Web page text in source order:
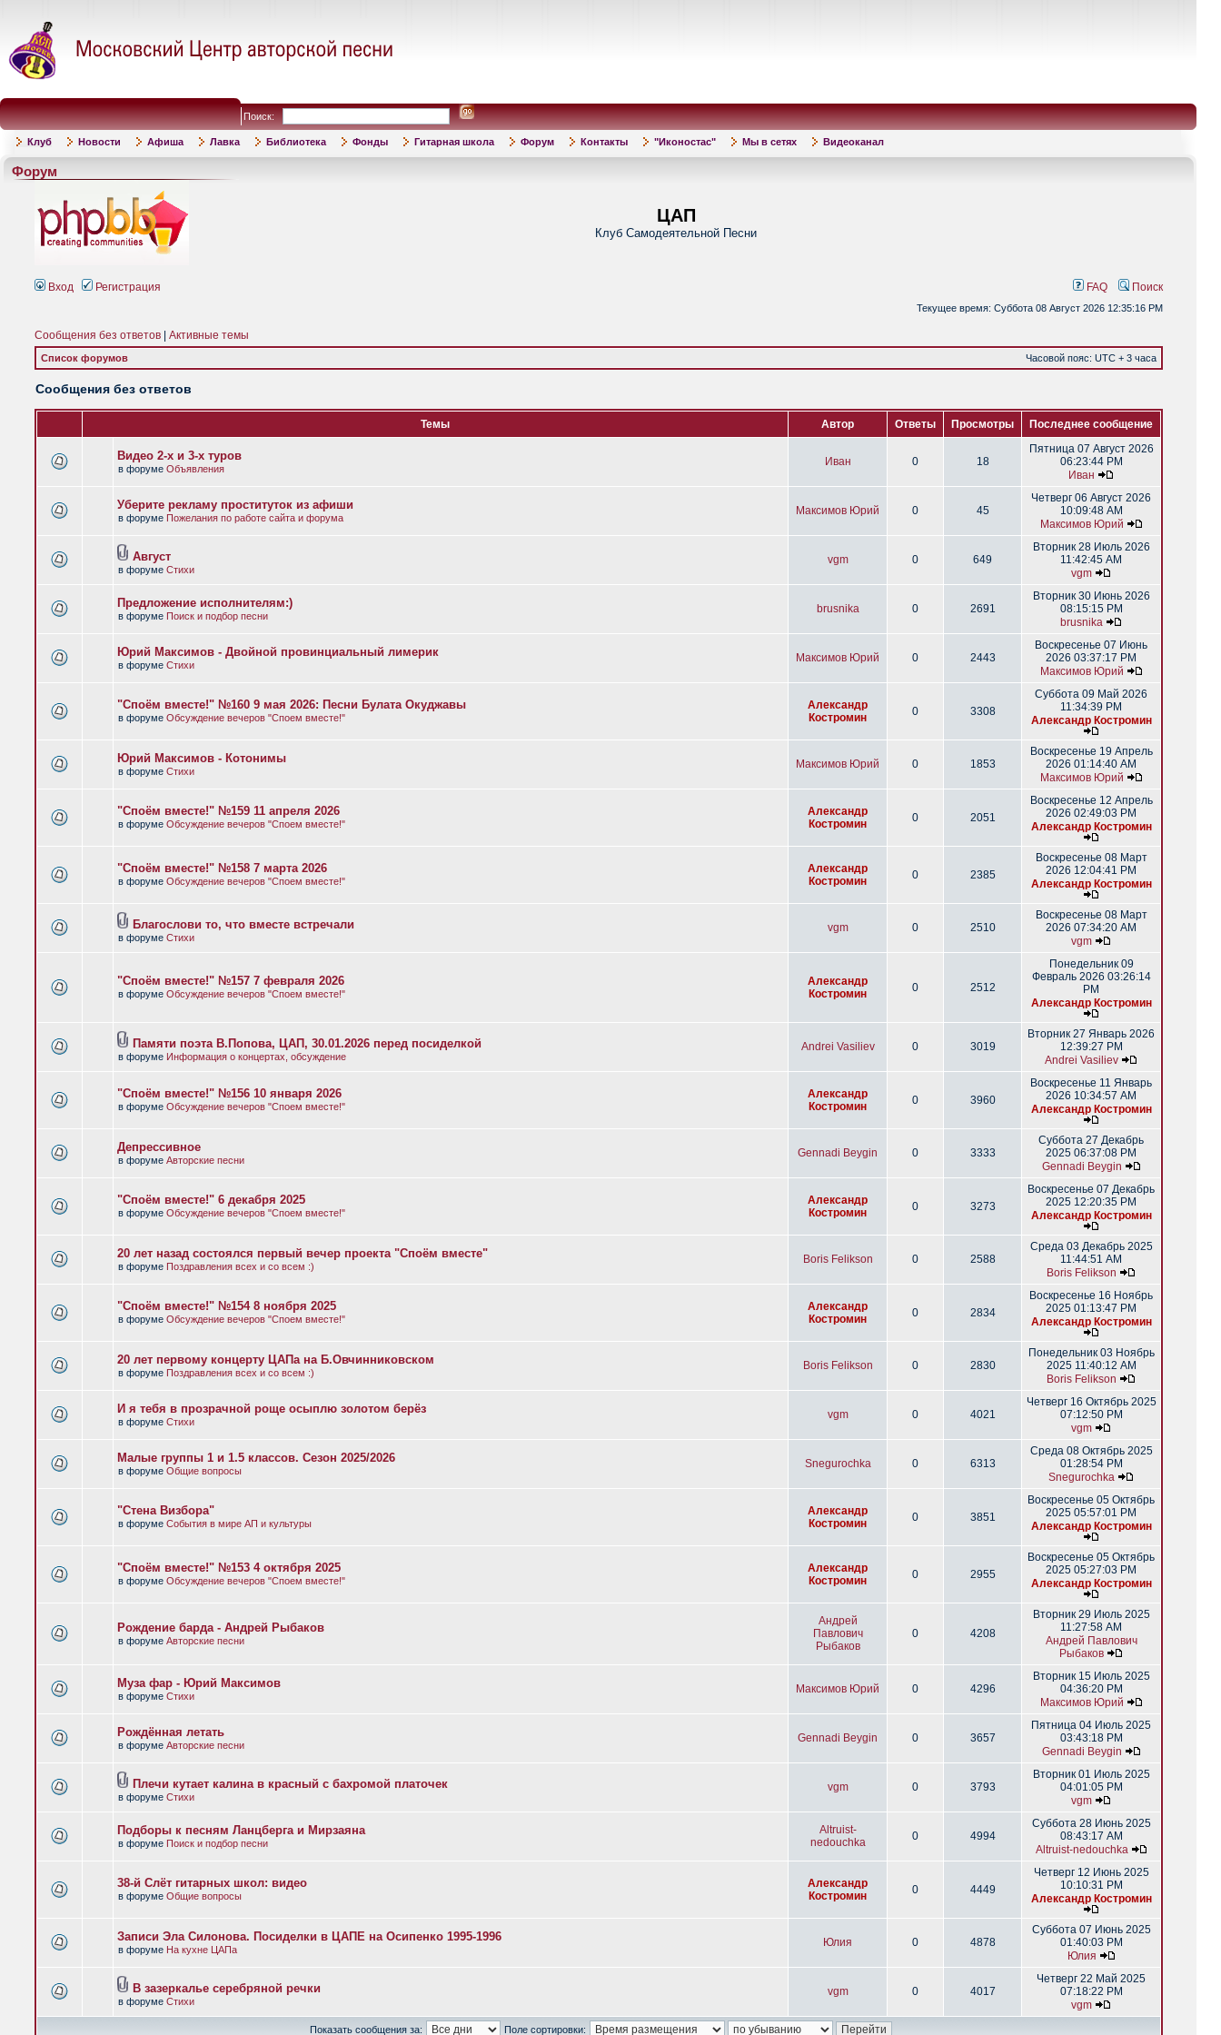
Поиск:
Клуб Новости Афиша Лавка Библиотека Фонды Гитарная школа Форум Контакты "Иконостас" Мы в сетях Видеоканал
Форум
ЦАП
Клуб Самодеятельной Песни
Вход Регистрация FAQ Поиск
Текущее время: Суббота 08 Август 2026 12:35:16 PM
Сообщения без ответов Активные темы
Список форумов Часовой пояс: UTC + 3 часа
Сообщения без ответов
Темы Автор Ответы Просмотры Последнее сообщение
Видео 2-х и 3-х туров
в форуме Объявления
Иван 0 18
Пятница 07 Август 2026
06:23:44 PM
Иван
Уберите рекламу проституток из афиши
в форуме Пожелания по работе сайта и форума
Максимов Юрий 0 45
Четверг 06 Август 2026
10:09:48 AM
Максимов Юрий
Август
в форуме Стихи
vgm 0 649
Вторник 28 Июль 2026
11:42:45 AM
vgm
Предложение исполнителям:)
в форуме Поиск и подбор песни
brusnika 0 2691
Вторник 30 Июнь 2026
08:15:15 PM
brusnika
Юрий Максимов - Двойной провинциальный лимерик
в форуме Стихи
Максимов Юрий 0 2443
Воскресенье 07 Июнь
2026 03:37:17 PM
Максимов Юрий
"Споём вместе!" №160 9 мая 2026: Песни Булата Окуджавы
в форуме Обсуждение вечеров "Споем вместе!"
Александр
Костромин
0 3308
Суббота 09 Май 2026
11:34:39 PM
Александр Костромин
Юрий Максимов - Котонимы
в форуме Стихи
Максимов Юрий 0 1853
Воскресенье 19 Апрель
2026 01:14:40 AM
Максимов Юрий
"Споём вместе!" №159 11 апреля 2026
в форуме Обсуждение вечеров "Споем вместе!"
Александр
Костромин
0 2051
Воскресенье 12 Апрель
2026 02:49:03 PM
Александр Костромин
"Споём вместе!" №158 7 марта 2026
в форуме Обсуждение вечеров "Споем вместе!"
Александр
Костромин
0 2385
Воскресенье 08 Март
2026 12:04:41 PM
Александр Костромин
Благослови то, что вместе встречали
в форуме Стихи
vgm 0 2510
Воскресенье 08 Март
2026 07:34:20 AM
vgm
"Споём вместе!" №157 7 февраля 2026
в форуме Обсуждение вечеров "Споем вместе!"
Александр
Костромин
0 2512
Понедельник 09
Февраль 2026 03:26:14
PM
Александр Костромин
Памяти поэта В.Попова, ЦАП, 30.01.2026 перед посиделкой
в форуме Информация о концертах, обсуждение
Andrei Vasiliev 0 3019
Вторник 27 Январь 2026
12:39:27 PM
Andrei Vasiliev
"Споём вместе!" №156 10 января 2026
в форуме Обсуждение вечеров "Споем вместе!"
Александр
Костромин
0 3960
Воскресенье 11 Январь
2026 10:34:57 AM
Александр Костромин
Депрессивное
в форуме Авторские песни
Gennadi Beygin 0 3333
Суббота 27 Декабрь
2025 06:37:08 PM
Gennadi Beygin
"Споём вместе!" 6 декабря 2025
в форуме Обсуждение вечеров "Споем вместе!"
Александр
Костромин
0 3273
Воскресенье 07 Декабрь
2025 12:20:35 PM
Александр Костромин
20 лет назад состоялся первый вечер проекта "Споём вместе"
в форуме Поздравления всех и со всем :)
Boris Felikson 0 2588
Среда 03 Декабрь 2025
11:44:51 AM
Boris Felikson
"Споём вместе!" №154 8 ноября 2025
в форуме Обсуждение вечеров "Споем вместе!"
Александр
Костромин
0 2834
Воскресенье 16 Ноябрь
2025 01:13:47 PM
Александр Костромин
20 лет первому концерту ЦАПа на Б.Овчинниковском
в форуме Поздравления всех и со всем :)
Boris Felikson 0 2830
Понедельник 03 Ноябрь
2025 11:40:12 AM
Boris Felikson
И я тебя в прозрачной роще осыплю золотом берёз
в форуме Стихи
vgm 0 4021
Четверг 16 Октябрь 2025
07:12:50 PM
vgm
Малые группы 1 и 1.5 классов. Сезон 2025/2026
в форуме Общие вопросы
Snegurochka 0 6313
Среда 08 Октябрь 2025
01:28:54 PM
Snegurochka
"Стена Визбора"
в форуме События в мире АП и культуры
Александр
Костромин
0 3851
Воскресенье 05 Октябрь
2025 05:57:01 PM
Александр Костромин
"Споём вместе!" №153 4 октября 2025
в форуме Обсуждение вечеров "Споем вместе!"
Александр
Костромин
0 2955
Воскресенье 05 Октябрь
2025 05:27:03 PM
Александр Костромин
Рождение барда - Андрей Рыбаков
в форуме Авторские песни
Андрей
Павлович
Рыбаков
0 4208
Вторник 29 Июль 2025
11:27:58 AM
Андрей Павлович
Рыбаков
Муза фар - Юрий Максимов
в форуме Стихи
Максимов Юрий 0 4296
Вторник 15 Июль 2025
04:36:20 PM
Максимов Юрий
Рождённая летать
в форуме Авторские песни
Gennadi Beygin 0 3657
Пятница 04 Июль 2025
03:43:18 PM
Gennadi Beygin
Плечи кутает калина в красный с бахромой платочек
в форуме Стихи
vgm 0 3793
Вторник 01 Июль 2025
04:01:05 PM
vgm
Подборы к песням Ланцберга и Мирзаяна
в форуме Поиск и подбор песни
Altruist-
nedouchka
0 4994
Суббота 28 Июнь 2025
08:43:17 AM
Altruist-nedouchka
38-й Слёт гитарных школ: видео
в форуме Общие вопросы
Александр
Костромин
0 4449
Четверг 12 Июнь 2025
10:10:31 PM
Александр Костромин
Записи Эла Силонова. Посиделки в ЦАПЕ на Осипенко 1995-1996
в форуме На кухне ЦАПа
Юлия 0 4878
Суббота 07 Июнь 2025
01:40:03 PM
Юлия
В зазеркалье серебряной речки
в форуме Стихи
vgm 0 4017
Четверг 22 Май 2025
07:18:22 PM
vgm
Показать сообщения за: Поле сортировки: